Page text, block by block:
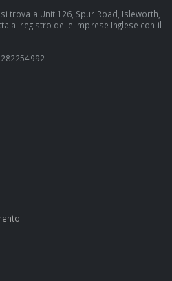
trova a Unit 126, Spur Road, Isleworth,
al registro delle imprese Inglese con il